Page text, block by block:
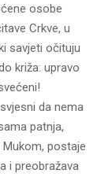
osobe
Crkve, u
savjeti očituju
križa: upravo
da nema
patnja,
postaje
i preobražava